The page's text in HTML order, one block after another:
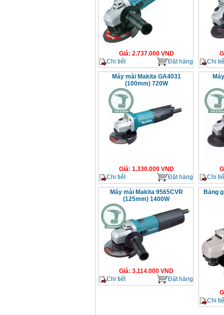
Giá: 2.737.000VND
Chi tiết
Đặt hàng
Chi
Máy mài Makita GA4031
(100mm) 720W
Giá: 1.330.000VND
Chi tiết
Đặt hàng
Chi
Máy mài Makita 9565CVR
(125mm) 1400W
Giá: 3.114.000 VND
Chi tiết
Đặt hàng
Bảng
Chi